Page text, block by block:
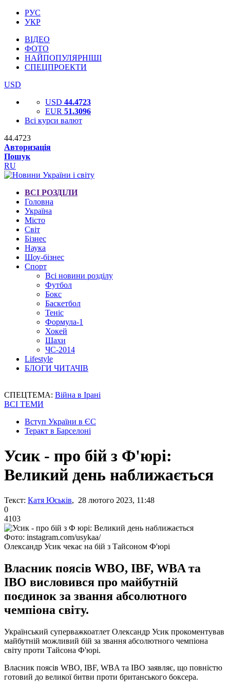
РУС
УКР
ВІДЕО
ФОТО
НАЙПОПУЛЯРНІШІ
СПЕЦПРОЕКТИ
USD
USD 44.4723
EUR 51.3096
Всі курси валют
44.4723
Авторизація
Пошук
RU
ВСІ РОЗДІЛИ
Головна
Україна
Місто
Світ
Бізнес
Наука
Шоу-бізнес
Спорт
Всі новини розділу
Футбол
Бокс
Баскетбол
Теніс
Формула-1
Хокей
Шахи
ЧС-2014
Lifestyle
БЛОГИ ЧИТАЧІВ
СПЕЦТЕМА: Війна в Ірані
ВСІ ТЕМИ
Вступ України в ЄС
Теракт в Барселоні
Усик - про бій з Ф'юрі:
Великий день наближається
Текст: Катя Юськів, 28 лютого 2023, 11:48
0
4103
Фото: instagram.com/usykaa/
Олександр Усик чекає на бій з Тайсоном Ф'юрі
Власник поясів WBO, IBF, WBA та
IBO висловився про майбутній
поєдинок за звання абсолютного
чемпіона світу.
Український суперважкоатлет Олександр Усик прокоментував
майбутній можливий бій за звання абсолютного чемпіона
світу проти Тайсона Ф'юрі.
Власник поясів WBO, IBF, WBA та IBO заявляє, що повністю
готовий до великої битви проти британського боксера.